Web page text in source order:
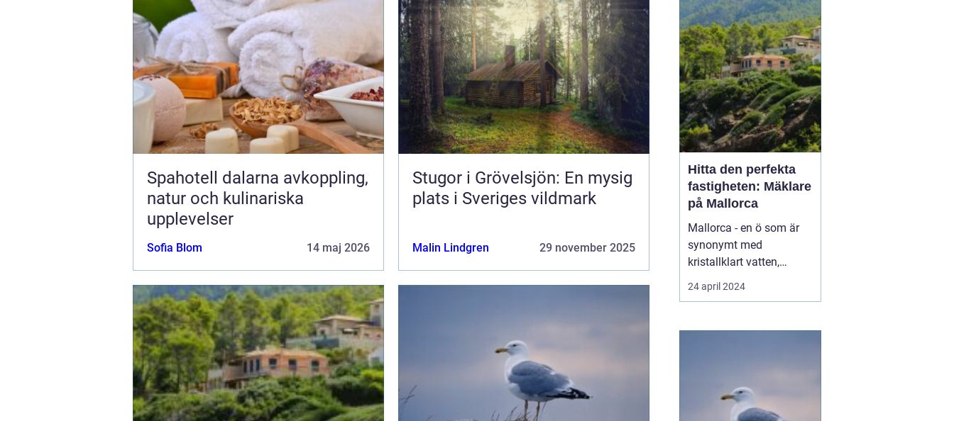
Spahotell dalarna avkoppling,
natur och kulinariska
upplevelser
Sofia Blom 14 maj 2026
Stugor i Grövelsjön: En mysig
plats i Sveriges vildmark
Malin Lindgren 29 november 2025
en attraktion för alla
som sö...
Hitta den perfekta
fastigheten: Mäklare
på Mallorca
Mallorca - en ö som är
synonymt med
kristallklart vatten,
varma solstrålar,
maleriska
nattliv. Denna spanska ö
för både semesterfirare
24 april 2024